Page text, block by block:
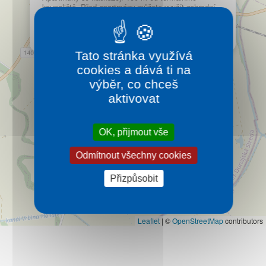
Kontakt
koupaliště. Před apartmány můžete využít zahradní
dispozici také úschovna kol.
Leaflet | ©OpenStreetMapcontributors
Tato stránka využívá
cookies a dává ti na
výběr, co chceš
aktivovat
OK, přijmout vše
Odmítnout všechny cookies
Přizpůsobit